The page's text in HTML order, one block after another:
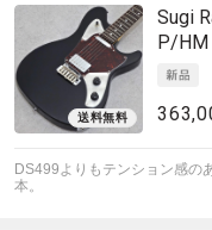
Sugi
P/
DS499よりもテンション感の
本。